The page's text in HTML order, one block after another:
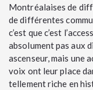
Montréalaises de
de différentes
c’est que c’est
absolument pas aux
ascenseur, mais une
voix ont leur place
tellement riche en